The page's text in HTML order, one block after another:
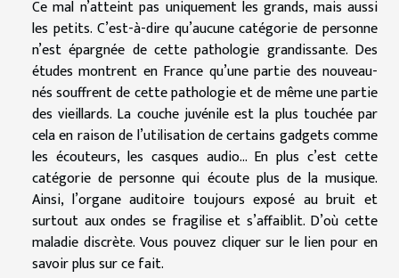
Ce mal n’atteint pas uniquement les grands, mais aussi
les petits. C’est-à-dire qu’aucune catégorie de personne
n’est épargnée de cette pathologie grandissante. Des
études montrent en France qu’une partie des nouveau-
nés souffrent de cette pathologie et de même une partie
des vieillards. La couche juvénile est la plus touchée par
cela en raison de l’utilisation de certains gadgets comme
les écouteurs, les casques audio... En plus c’est cette
catégorie de personne qui écoute plus de la musique.
Ainsi, l’organe auditoire toujours exposé au bruit et
surtout aux ondes se fragilise et s’affaiblit. D’où cette
maladie discrète. Vous pouvez cliquer surle lien pour en
savoir plus sur ce fait.